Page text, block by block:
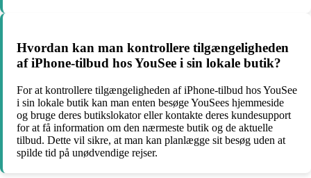
Hvordan kan man kontrollere tilgængeligheden
af iPhone-tilbud hos YouSee i sin lokale butik?
For at kontrollere tilgængeligheden af iPhone-tilbud hos YouSee
i sin lokale butik kan man enten besøge YouSees hjemmeside
og bruge deres butikslokator eller kontakte deres kundesupport
for at få information om den nærmeste butik og de aktuelle
tilbud. Dette vil sikre, at man kan planlægge sit besøg uden at
spilde tid på unødvendige rejser.